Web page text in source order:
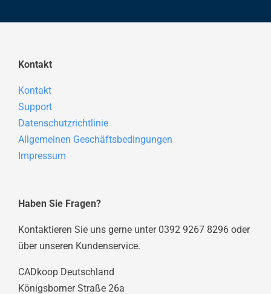
Kontakt
Kontakt
Support
Datenschutzrichtlinie
Allgemeinen Geschäftsbedingungen
Impressum
Haben Sie Fragen?
Kontaktieren Sie uns gerne unter 0392 9267 8296 oder
über unseren Kundenservice.
CADkoop Deutschland
Königsborner Straße 26a